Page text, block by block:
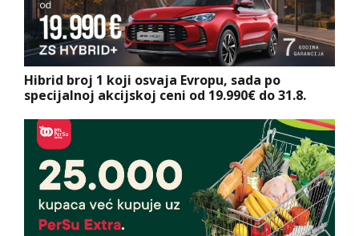
Hibrid broj 1 koji osvaja Evropu, sada po
specijalnoj akcijskoj ceni od 19.990€ do 31.8.